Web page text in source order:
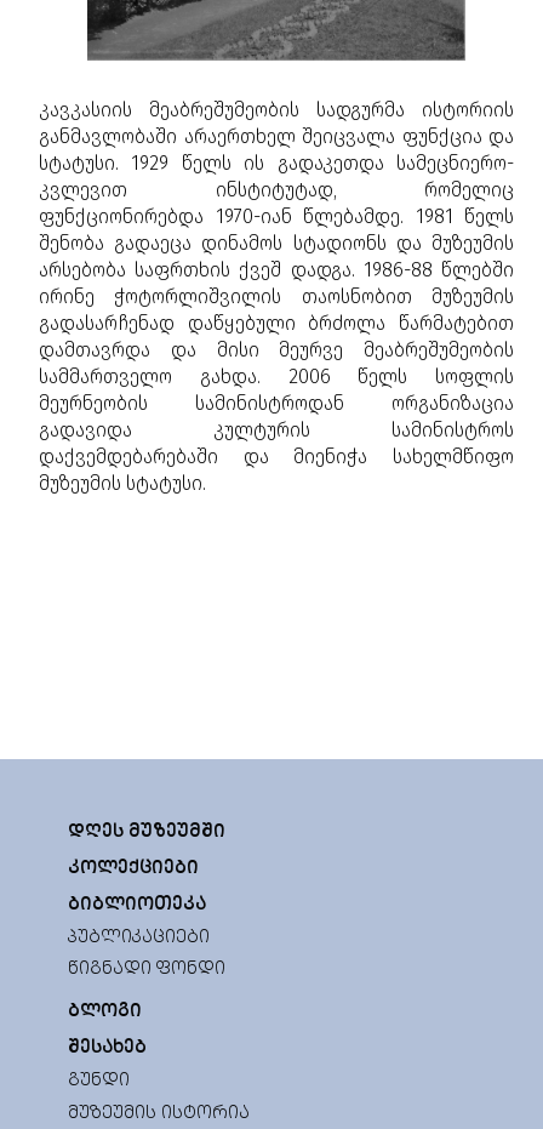
კავკასიის მეაბრეშუმეობის სადგურმა ისტორიის
განმავლობაში არაერთხელ შეიცვალა ფუნქცია და
სტატუსი. 1929 წელს ის გადაკეთდა სამეცნიერო-
კვლევით ინსტიტუტად, რომელიც
ფუნქციონირებდა 1970-იან წლებამდე. 1981 წელს
შენობა გადაეცა დინამოს სტადიონს და მუზეუმის
არსებობა საფრთხის ქვეშ დადგა. 1986-88 წლებში
ირინე ჭოტორლიშვილის თაოსნობით მუზეუმის
გადასარჩენად დაწყებული ბრძოლა წარმატებით
დამთავრდა და მისი მეურვე მეაბრეშუმეობის
სამმართველო გახდა. 2006 წელს სოფლის
მეურნეობის სამინისტროდან ორგანიზაცია
გადავიდა კულტურის სამინისტროს
დაქვემდებარებაში და მიენიჭა სახელმწიფო
მუზეუმის სტატუსი.
ᲓᲦᲔᲡ ᲛᲣᲖᲔᲣᲛᲨᲘ
ᲙᲝᲚᲔᲥᲪᲘᲔᲑᲘ
ᲑᲘᲑᲚᲘᲝᲗᲔᲙᲐ
ᲞᲣᲑᲚᲘᲙᲐᲪᲘᲔᲑᲘ
ᲬᲘᲒᲜᲐᲓᲘ ᲤᲝᲜᲓᲘ
ᲑᲚᲝᲒᲘ
ᲨᲔᲡᲐᲮᲔᲑ
ᲒᲣᲜᲓᲘ
ᲛᲣᲖᲔᲣᲛᲘᲡ ᲘᲡᲢᲝᲠᲘᲐ